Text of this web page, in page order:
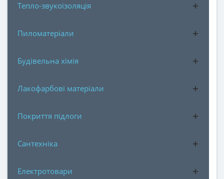
Тепло-звукоізоляція
Пиломатеріали
Будівельна хімія
Лакофарбові матеріали
Покриття підлоги
Сантехніка
Електротовари